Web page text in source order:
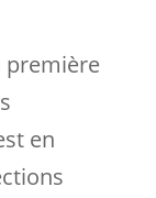
première
en